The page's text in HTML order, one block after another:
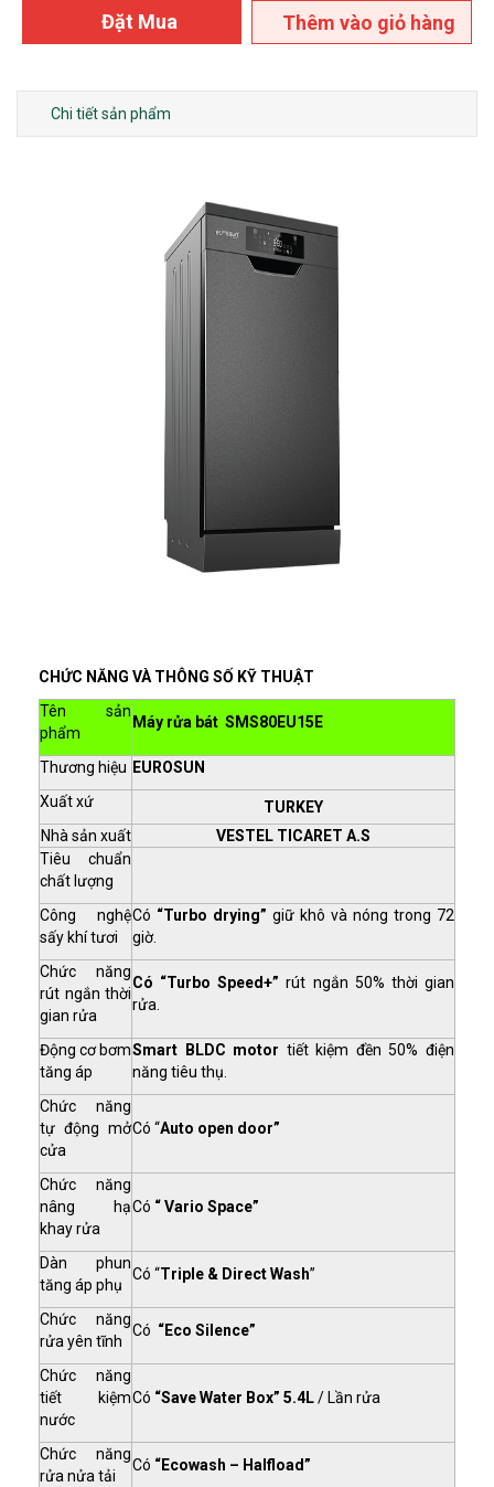
Đặt Mua Thêm vào giỏ hàng
Chi tiết sản phẩm
CHỨC NĂNG VÀ THÔNG SỐ KỸ THUẬT
Tên sản
phẩm
Máy rửa bát SMS80EU15E
Thương hiệu EUROSUN
Xuất xứ
TURKEY
Nhà sản xuất
VESTEL TICARET A.S
Tiêu chuẩn
chất lượng
Công nghệ
sấy khí tươi
Có “Turbo drying” giữ khô và nóng trong 72
giờ.
Chức năng
rút ngắn thời
gian rửa
Có “Turbo Speed+” rút ngắn 50% thời gian
rửa.
Động cơ bơm
tăng áp
Smart BLDC motor tiết kiệm đền 50% điện
năng tiêu thụ.
Chức năng
tự động mở
cửa
Có “Auto open door”
Chức năng
nâng hạ
khay rửa
Có “ Vario Space”
Dàn phun
tăng áp phụ
Có “Triple & Direct Wash”
Chức năng
rửa yên tĩnh
Có “Eco Silence”
Chức năng
tiết kiệm
nước
Có “Save Water Box” 5.4L/ Lần rửa
Chức năng
rửa nửa tải
Có “Ecowash – Halfload”